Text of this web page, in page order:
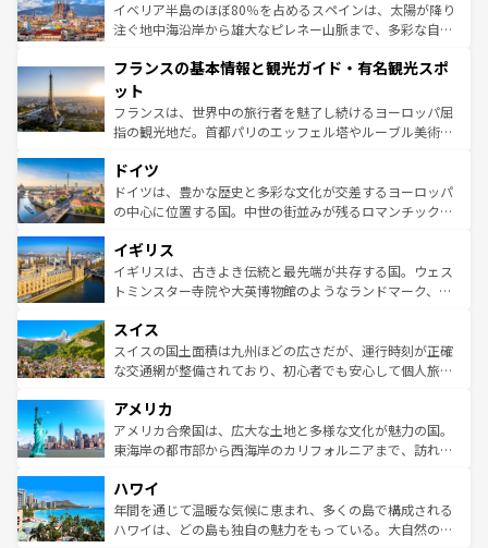
景など、自然景観も見逃せない。観光の合間には、本場の
ピザやパスタなど、絶品のイタリア料理を堪能することも
ませてくれるイタリアで、忘れられない旅をしてみよう！
なお、新着のイタリア情報は
しい。
イベリア半島のほぼ80％を占めるスペインは、太陽が降り
注ぐ地中海沿岸から雄大なピレネー山脈まで、多彩な自然
文化が根付くこの国では、情熱的なフラメンコ、熱気あふ
れる闘牛、そして美味しいタパスが生活の一部となってい
る。首都マドリードの洗練された雰囲気や、バルセロナの
アートに溢れた街角から、地方では古代ローマ遺跡や中世
せる。地方によって風土や気候が異なるスペインはその個
性で訪れる人を魅了する。 なお、新着のスペイン情報は コ
ンテンツ一覧を参照してほしい。
フランスの基本情報と観光ガイド・有名観光スポ
ット
フランスは、世界中の旅行者を魅了し続けるヨーロッパ屈
指の観光地だ。首都パリのエッフェル塔やルーブル美術館
で、幅広い魅力が詰まっている。華麗な宮殿、歴史的な大
聖堂、美しいビーチ、そして豊かな自然が、訪れる者を心
から魅了する。また、フランスは美食の国としても知ら
いる。シャンパンの発祥地であるランス、プロヴァンスの
香り高いラベンダー畑など、多彩な楽しみ方が可能だ。さ
らに、パリ以外の地域にも魅力が溢れており、どの街角に
れる地方に足を運ぶとそれぞれで全く異なる文化を体験で
きるだろう。 なお、新着のフランス情報はコンテンツ一覧
を参照してほしい。
ドイツ
ドイツは、豊かな歴史と多彩な文化が交差するヨーロッパ
の中心に位置する国。中世の街並みが残るロマンチック街
顔を持つこの国は、どこを歩いても飽きることがない。ベ
ルリンの文化的活気、バイエルン州のアルプスの絶景、そ
してライン川沿いのワイン畑といった風景は必見。ビール
は、お酒好きな人にはぜひ体験してほしい。 なお、新着の
ドイツ情報はコンテンツ一覧を参照してほしい。
イギリス
イギリスは、古きよき伝統と最先端が共存する国。ウェス
トミンスター寺院や大英博物館のようなランドマーク、歴
リアごとに異なる魅力がある。また、優雅なアフタヌーン
ティー、ビール好きにはたまらない英国パブ、サッカー観
戦など、本場だからこそできる体験も豊富。イギリスを旅
ンツ一覧を参照してほしい。
スイス
スイスの国土面積は九州ほどの広さだが、運行時刻が正確
な交通網が整備されており、初心者でも安心して個人旅行
の建物がそのまま残る町や、スイスならではのユニークな
博物館もあり、アルプス観光だけでなく町歩きも満喫する
ことができる。国民の所得が高いため物価も高いが、旅行
ば市内交通費無料で観光を楽しむこともできる。 なお、新
着のスイス情報はコンテンツ一覧 を参照してほしい。
アメリカ
アメリカ合衆国は、広大な土地と多様な文化が魅力の国。
東海岸の都市部から西海岸のカリフォルニアまで、訪れる
のような巨大都市は、観光、ショッピング、エンターテイ
ンメントが詰まった刺激的なスポットだ。一方、アメリカ
西部には大自然が広がり、グランドキャニオンやイエロー
ハワイ
年間を通じて温暖な気候に恵まれ、多くの島で構成される
ハワイは、どの島も独自の魅力をもっている。大自然の神